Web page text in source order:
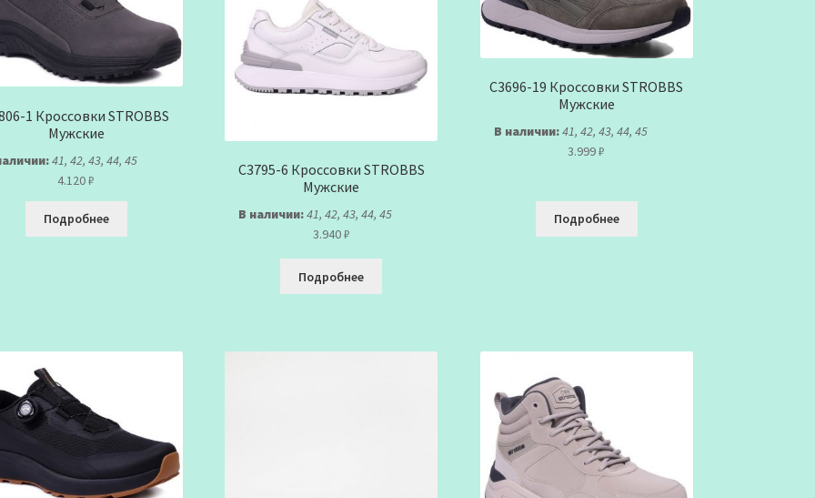
1 Кроссовки STROBBS
Мужские
41, 42, 43, 44, 45
4.120₽
Подробнее
C3795-6 Кроссовки STROBBS
Мужские
В наличии:41, 42, 43, 44, 45
3.940₽
Подробнее
C3696-19 Кроссовки STROBBS
Мужские
В наличии:41, 42, 43, 44, 45
3.999₽
Подробнее